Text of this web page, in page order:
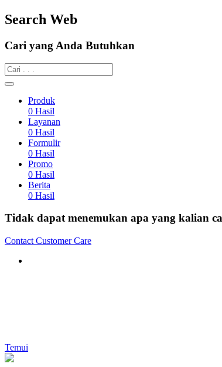
Search Web
Cari yang Anda Butuhkan
Produk
0 Hasil
Layanan
0 Hasil
Formulir
0 Hasil
Promo
0 Hasil
Berita
0 Hasil
Tidak dapat menemukan apa yang kalian
Contact Customer Care
Temui